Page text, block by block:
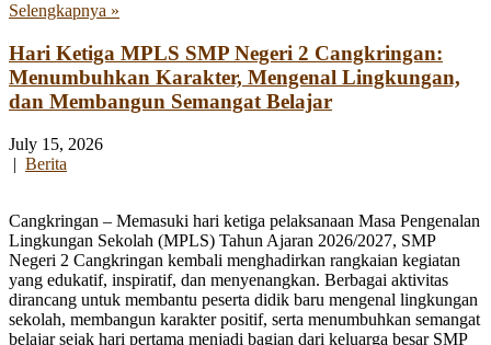
Selengkapnya »
Hari Ketiga MPLS SMP Negeri 2 Cangkringan:
Menumbuhkan Karakter, Mengenal Lingkungan,
dan Membangun Semangat Belajar
July 15, 2026
| Berita
Cangkringan – Memasuki hari ketiga pelaksanaan Masa Pengenalan
Lingkungan Sekolah (MPLS) Tahun Ajaran 2026/2027, SMP
Negeri 2 Cangkringan kembali menghadirkan rangkaian kegiatan
yang edukatif, inspiratif, dan menyenangkan. Berbagai aktivitas
dirancang untuk membantu peserta didik baru mengenal lingkungan
sekolah, membangun karakter positif, serta menumbuhkan semangat
belajar sejak hari pertama menjadi bagian dari keluarga besar SMP